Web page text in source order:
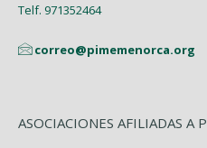
Telf. 971352464
correo@pimemenorca.org
ASOCIACIONES AFILIADAS A